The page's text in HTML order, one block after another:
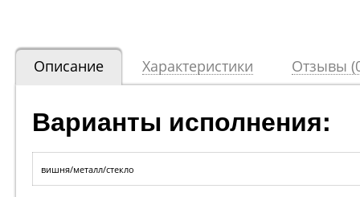
Описание Характеристики Отзывы
Варианты исполнения:
вишня/металл/стекло